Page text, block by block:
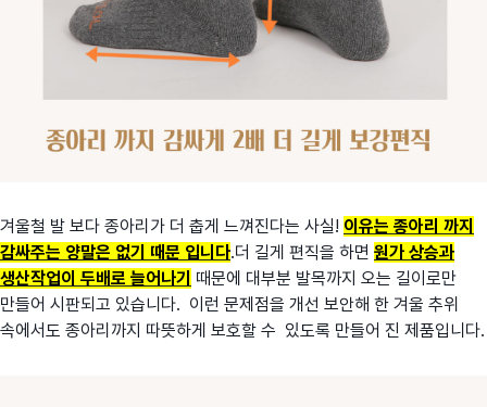
겨울철 발 보다 종아리가 더 춥게 느껴진다는 사실! 이유는 종아리 까지
감싸주는 양말은 없기 때문 입니다.더 길게 편직을 하면 원가 상승과
생산작업이 두배로 늘어나기 때문에 대부분 발목까지 오는 길이로만
만들어 시판되고 있습니다. 이런 문제점을 개선 보안해 한 겨울 추위
속에서도 종아리까지 따뜻하게 보호할 수 있도록 만들어 진 제품입니다.